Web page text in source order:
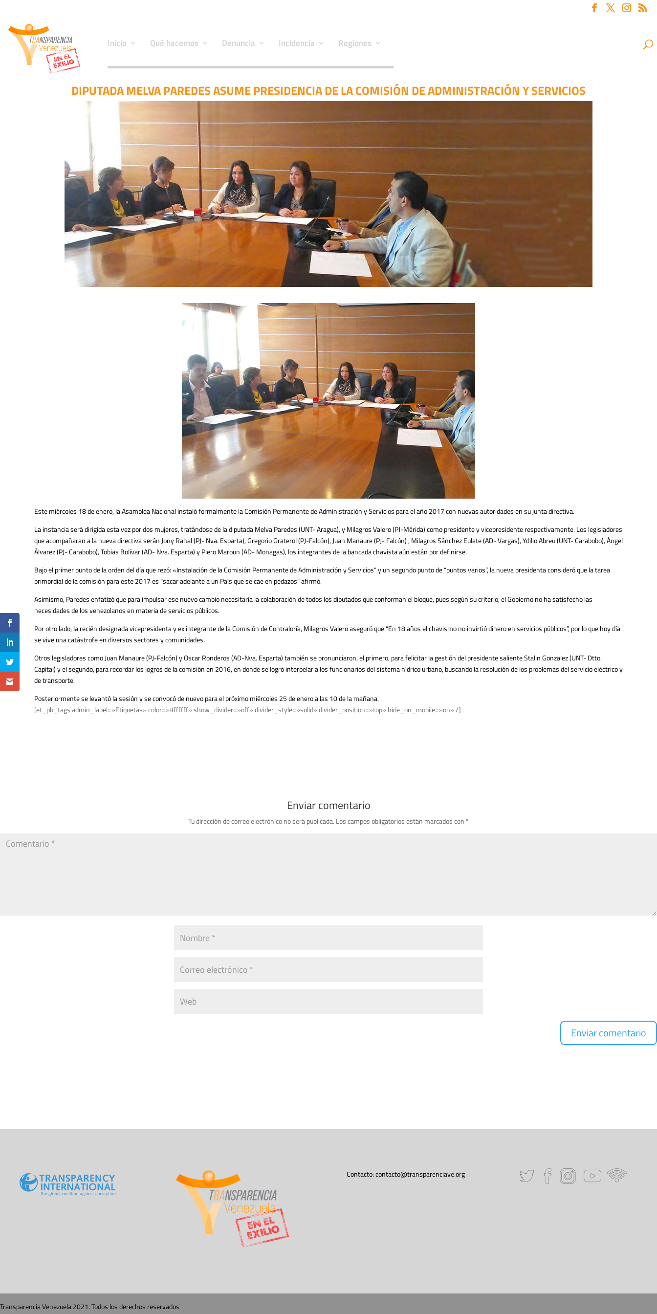
Inicio Qué hacemos Denuncia Incidencia Regiones
DIPUTADA MELVA PAREDES ASUME PRESIDENCIA DE LA COMISIÓN DE ADMINISTRACIÓN Y SERVICIOS
Este miércoles 18 de enero, la Asamblea Nacional instaló formalmente la Comisión Permanente de Administración y Servicios para el año 2017 con nuevas autoridades en su junta directiva.
La instancia será dirigida esta vez por dos mujeres, tratándose de la diputada Melva Paredes (UNT- Aragua), y Milagros Valero (PJ-Mérida) como presidente y vicepresidente respectivamente. Los legisladores
que acompañaran a la nueva directiva serán Jony Rahal (PJ- Nva. Esparta), Gregorio Graterol (PJ-Falcón), Juan Manaure (PJ- Falcón) , Milagros Sánchez Eulate (AD- Vargas), Ydilio Abreu (UNT- Carabobo), Ángel
Álvarez (PJ- Carabobo), Tobias Bolívar (AD- Nva. Esparta) y Piero Maroun (AD- Monagas), los integrantes de la bancada chavista aún están por definirse.
Bajo el primer punto de la orden del día que rezó: «Instalación de la Comisión Permanente de Administración y Servicios” y un segundo punto de “puntos varios”, la nueva presidenta consideró que la tarea
primordial de la comisión para este 2017 es “sacar adelante a un País que se cae en pedazos” afirmó.
Asimismo, Paredes enfatizó que para impulsar ese nuevo cambio necesitaría la colaboración de todos los diputados que conforman el bloque, pues según su criterio, el Gobierno no ha satisfecho las
necesidades de los venezolanos en materia de servicios públicos.
Por otro lado, la recién designada vicepresidenta y ex integrante de la Comisión de Contraloría, Milagros Valero aseguró que “En 18 años el chavismo no invirtió dinero en servicios públicos”, por lo que hoy día
se vive una catástrofe en diversos sectores y comunidades.
Otros legisladores como Juan Manaure (PJ-Falcón) y Oscar Ronderos (AD-Nva. Esparta) también se pronunciaron, el primero, para felicitar la gestión del presidente saliente Stalin Gonzalez (UNT- Dtto.
Capital) y el segundo, para recordar los logros de la comisión en 2016, en donde se logró interpelar a los funcionarios del sistema hídrico urbano, buscando la resolución de los problemas del servicio eléctrico y
de transporte.
Posteriormente se levantó la sesión y se convocó de nuevo para el próximo miércoles 25 de enero a las 10 de la mañana.
[et_pb_tags admin_label=»Etiquetas» color=»#ffffff» show_divider=»off» divider_style=»solid» divider_position=»top» hide_on_mobile=»on» /]
Enviar comentario
Tu dirección de correo electrónico no será publicada. Los campos obligatorios están marcados con *
Contacto:contacto@transparenciave.org
Transparencia Venezuela 2021. Todos los derechos reservados